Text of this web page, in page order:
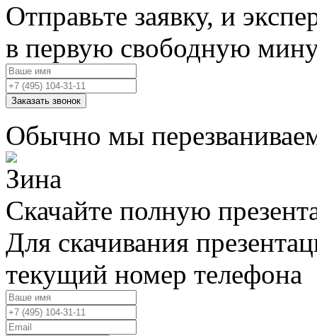
Отправьте заявку, и
в первую свободную
Заказать звонок
Обычно мы
Скачайте полную
Для скачивания
текущий номер телефона